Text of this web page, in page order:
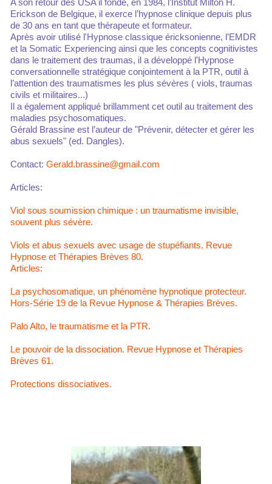
A son retour des USA il fonde, en 1984, l’Institut Milton H.
Erickson de Belgique, il exerce l’hypnose clinique depuis plus
de 30 ans en tant que thérapeute et formateur.
Après avoir utilisé l'Hypnose classique éricksonienne, l’EMDR
et la Somatic Experiencing ainsi que les concepts cognitivistes
dans le traitement des traumas, il a développé l'Hypnose
conversationnelle stratégique conjointement à la PTR, outil à
l’attention des traumatismes les plus sévères ( viols, traumas
civils et militaires...)
Il a également appliqué brillamment cet outil au traitement des
maladies psychosomatiques.
Gérald Brassine est l’auteur de "Prévenir, détecter et gérer les
abus sexuels" (ed. Dangles).
Contact: Gerald.brassine@gmail.com
Articles:
Viol sous soumission chimique : un traumatisme invisible,
souvent plus sévère.
Viols et abus sexuels avec usage de stupéfiants. Revue
Hypnose et Thérapies Brèves 80.
Articles:
La psychosomatique, un phénomène hypnotique protecteur.
Hors-Série 19 de la Revue Hypnose & Thérapies Brèves.
Palo Alto, le traumatisme et la PTR.
Le pouvoir de la dissociation. Revue Hypnose et Thérapies
Brèves 61.
Protections dissociatives.